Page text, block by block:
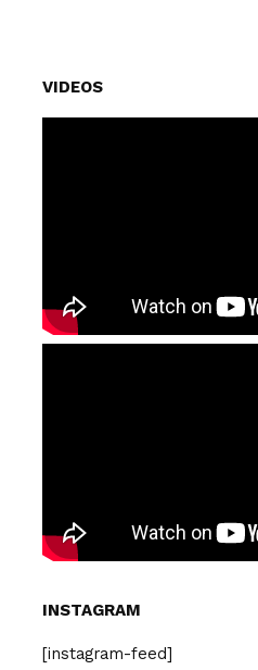
VIDEOS
INSTAGRAM
[instagram-feed]